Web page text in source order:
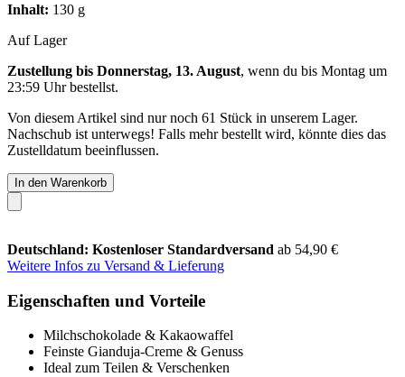
Inhalt: 130 g
Auf Lager
Zustellung bis Donnerstag, 13. August, wenn du bis Montag um
23:59 Uhrbestellst.
Von diesem Artikel sind nur noch 61 Stück in unserem Lager.
Nachschub ist unterwegs! Falls mehr bestellt wird, könnte dies das
Zustelldatum beeinflussen.
In den Warenkorb
Deutschland: Kostenloser Standardversand ab 54,90 €
Weitere Infos zu Versand & Lieferung
Eigenschaften und Vorteile
Milchschokolade & Kakaowaffel
Feinste Gianduja-Creme & Genuss
Ideal zum Teilen & Verschenken